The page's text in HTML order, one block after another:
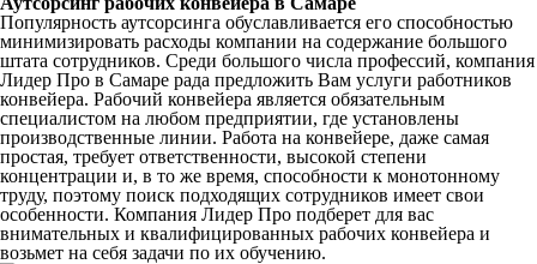
Популярность аутсорсинга обуславливается его способностью
минимизировать расходы компании на содержание большого
штата сотрудников. Среди большого числа профессий, компания
Лидер Про в Самаре рада предложить Вам услуги работников
конвейера. Рабочий конвейера является обязательным
специалистом на любом предприятии, где установлены
производственные линии. Работа на конвейере, даже самая
простая, требует ответственности, высокой степени
концентрации и, в то же время, способности к монотонному
труду, поэтому поиск подходящих сотрудников имеет свои
особенности. Компания Лидер Про подберет для вас
внимательных и квалифицированных рабочих конвейера и
возьмет на себя задачи по их обучению.